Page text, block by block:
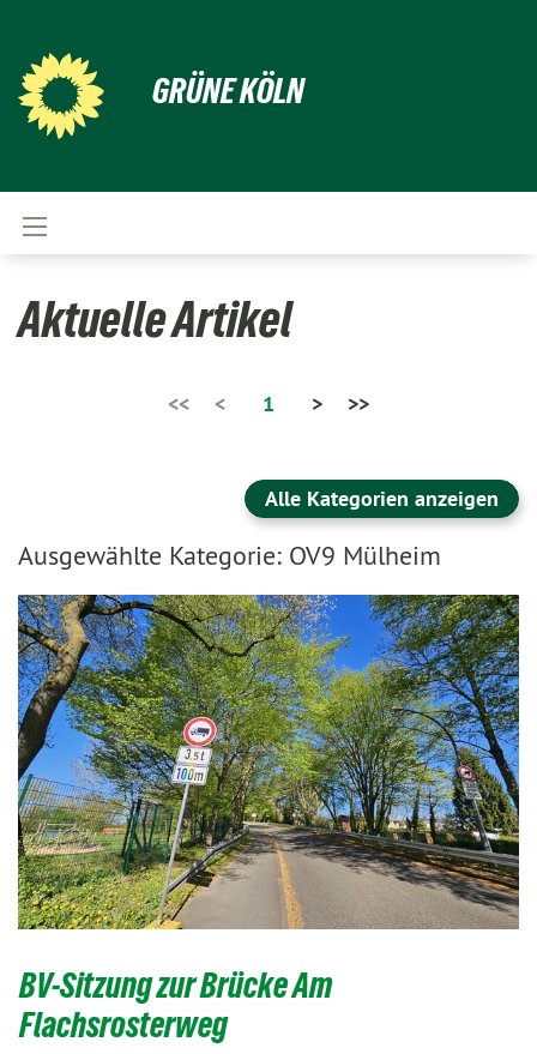
GRÜNE KÖLN
Aktuelle Artikel
<< < 1 > >>
Alle Kategorien anzeigen
Ausgewählte Kategorie: OV9 Mülheim
BV-Sitzung zur Brücke Am
Flachsrosterweg